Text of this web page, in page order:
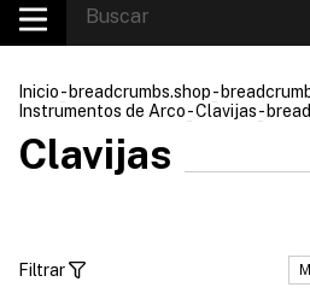
Inicio- breadcrumbs.shop-
Instrumentos de Arco-Clavijas-
Clavijas
Filtrar